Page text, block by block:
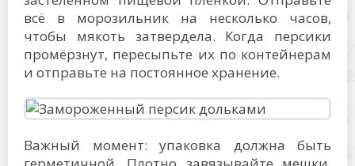
всё в морозильник на несколько часов,
чтобы мякоть затвердела. Когда персики
промёрзнут, пересыпьте их по контейнерам
и отправьте на постоянное хранение.
Важный момент: упаковка должна быть